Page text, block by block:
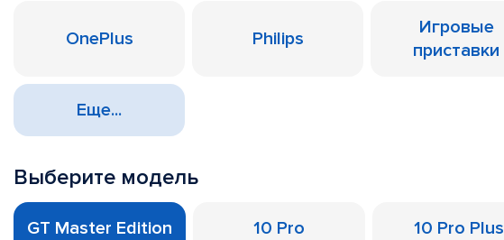
OnePlus Philips
Игровые
приставки
Еще...
Выберите модель
GT Master Edition 10 Pro 10 Pro Plus